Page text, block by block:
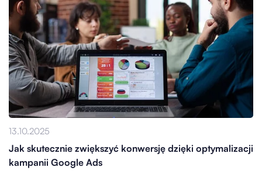
13.10.2025
Jak skutecznie zwiększyć konwersję dzięki optymalizacji
kampanii Google Ads